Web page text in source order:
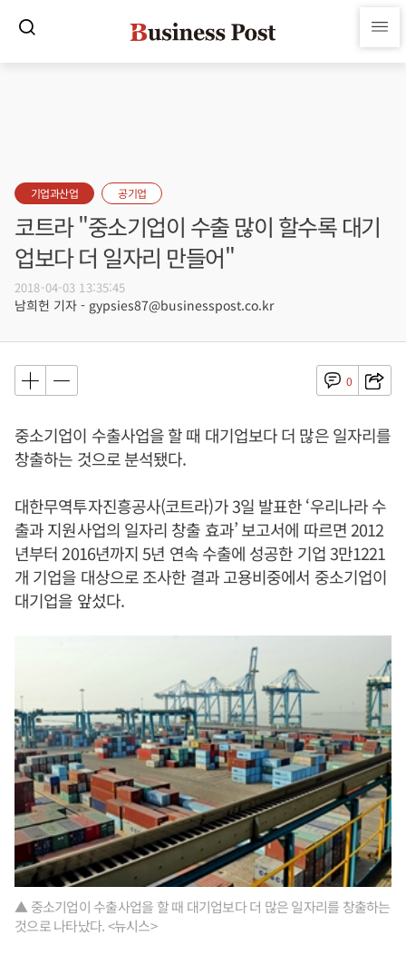
기업과산업 공기업
코트라 "중소기업이 수출 많이 할수록 대기
업보다 더 일자리 만들어"
2018-04-03 13:35:45
남희헌 기자 - gypsies87@businesspost.co.kr
0
중소기업이 수출사업을 할 때 대기업보다 더 많은 일자리를
창출하는 것으로 분석됐다.
대한무역투자진흥공사(코트라)가 3일 발표한 ‘우리나라 수
출과 지원사업의 일자리 창출 효과’ 보고서에 따르면 2012
년부터 2016년까지 5년 연속 수출에 성공한 기업 3만1221
개 기업을 대상으로 조사한 결과 고용비중에서 중소기업이
대기업을 앞섰다.
▲ 중소기업이 수출사업을 할 때 대기업보다 더 많은 일자리를 창출하는
것으로 나타났다. <뉴시스>